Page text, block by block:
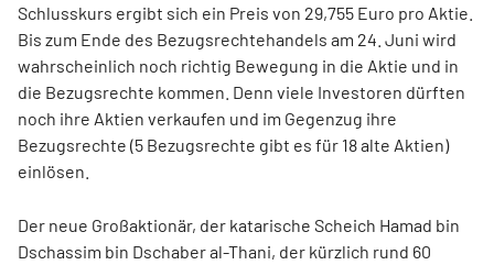
Schlusskurs ergibt sich ein Preis von 29,755 Euro pro Aktie.
Bis zum Ende des Bezugsrechtehandels am 24. Juni wird
wahrscheinlich noch richtig Bewegung in die Aktie und in
die Bezugsrechte kommen. Denn viele Investoren dürften
noch ihre Aktien verkaufen und im Gegenzug ihre
Bezugsrechte (5 Bezugsrechte gibt es für 18 alte Aktien)
einlösen.
Der neue Großaktionär, der katarische Scheich Hamad bin
Dschassim bin Dschaber al-Thani, der kürzlich rund 60